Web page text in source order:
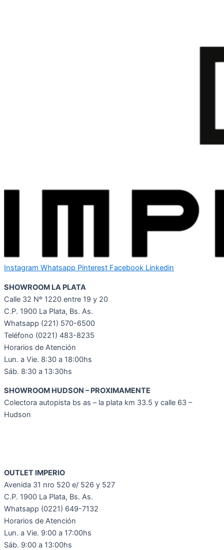
Instagram Whatsapp Pinterest Facebook Linkedin
SHOWROOM LA PLATA
Calle 32 Nº 1220 entre 19 y 20
C.P. 1900 La Plata, Bs. As.
Whatsapp (221) 570-6500
Teléfono (0221) 483-8235
Horarios de Atención
Lun. a Vie. 8:30 a 18:00hs
Sáb. 8:30 a 13:30hs
SHOWROOM HUDSON – PROXIMAMENTE
Colectora autopista bs as – la plata km 33.5 y calle 63 –
Hudson
OUTLET IMPERIO
Avenida 31 nro 520 e/ 526 y 527
C.P. 1900 La Plata, Bs. As.
Whatsapp (0221) 649-7132
Horarios de Atención
Lun. a Vie. 9:00 a 17:00hs
Sáb. 9:00 a 13:00hs